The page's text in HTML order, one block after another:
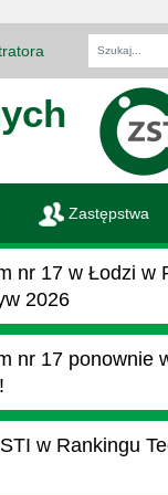
Fraza
Zastępstwa
nr 17 w Łodzi w
2026
nr 17 ponownie
w Rankingu